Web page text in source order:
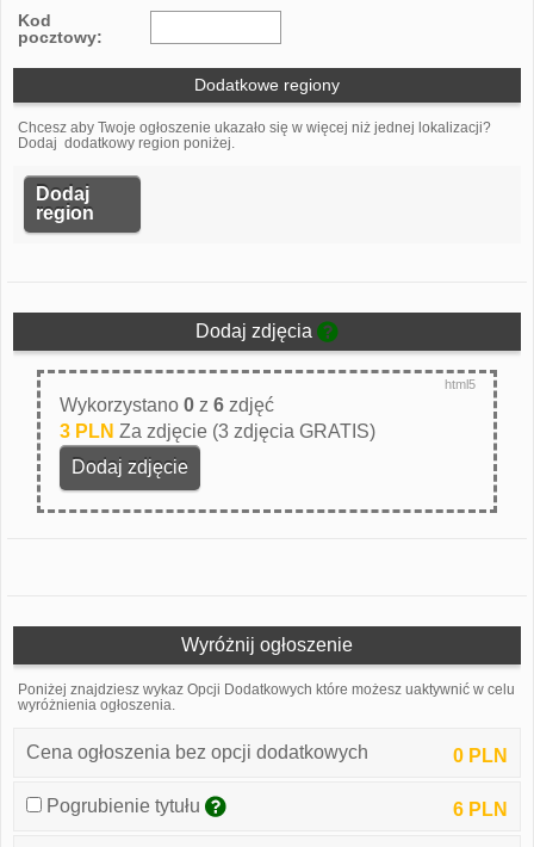
Kod
pocztowy:
Dodatkowe regiony
Chcesz aby Twoje ogłoszenie ukazało się w więcej niż jednej lokalizacji?
Dodaj dodatkowy region poniżej.
Dodaj
region
Dodaj zdjęcia
Wykorzystano 0z 6zdjęć
3 PLN Za zdjęcie (3 zdjęcia GRATIS)
Dodaj zdjęcie
html5
Wyróżnij ogłoszenie
Poniżej znajdziesz wykaz Opcji Dodatkowych które możesz uaktywnić w celu
wyróżnienia ogłoszenia.
0 PLN
Cena ogłoszenia bez opcji dodatkowych
6 PLN
Pogrubienie tytułu